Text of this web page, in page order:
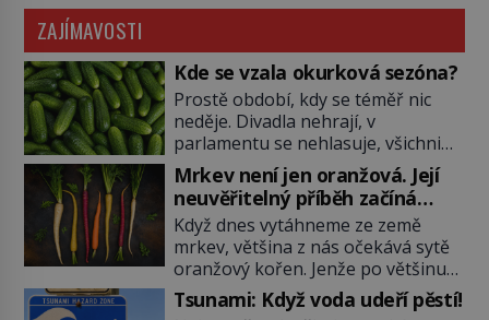
ZAJÍMAVOSTI
Kde se vzala okurková sezóna?
Prostě období, kdy se téměř nic
neděje. Divadla nehrají, v
parlamentu se nehlasuje, všichni
jsou na dovolené a média tak
nemají o čem mluvit a psát. A
vymýšlejí si proto témata, které
nikoho nezajímají. Proč je však ona
letní doba spojovaná zrovna s
okurkami? Okurkovou sezónu
známe už od poloviny 19. století,
Mrkev není jen oranžová. Její
neuvěřitelný příběh začíná
fialovou barvou
Když dnes vytáhneme ze země
mrkev, většina z nás očekává sytě
oranžový kořen. Jenže po většinu
své historie je mrkev všechno
možné, jen ne oranžová. Je fialová,
Tsunami: Když voda udeří pěstí!